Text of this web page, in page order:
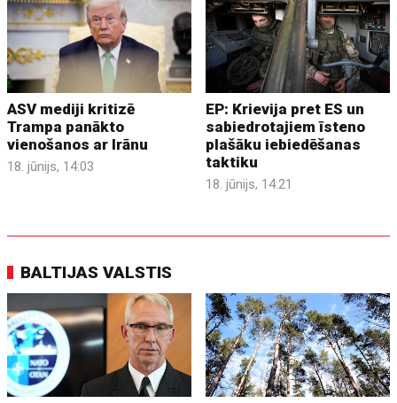
ASV mediji kritizē
Trampa panākto
vienošanos ar Irānu
18. jūnijs, 14:03
EP: Krievija pret ES un
sabiedrotajiem īsteno
plašāku iebiedēšanas
taktiku
18. jūnijs, 14:21
BALTIJAS VALSTIS